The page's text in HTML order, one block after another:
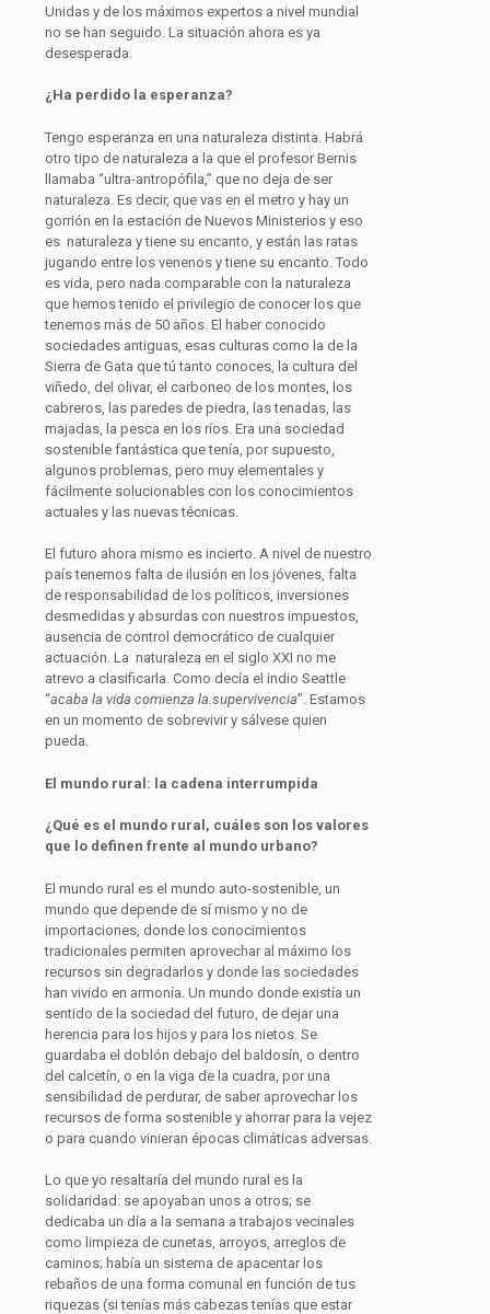
Unidas y de los máximos expertos a nivel mundial
no se han seguido. La situación ahora es ya
desesperada.
¿Ha perdido la esperanza?
Tengo esperanza en una naturaleza distinta. Habrá
otro tipo de naturaleza a la que el profesor Bernis
llamaba “ultra-antropófila,” que no deja de ser
naturaleza. Es decir, que vas en el metro y hay un
gorrión en la estación de Nuevos Ministerios y eso
es naturaleza y tiene su encanto, y están las ratas
jugando entre los venenos y tiene su encanto. Todo
es vida, pero nada comparable con la naturaleza
que hemos tenido el privilegio de conocer los que
tenemos más de 50 años. El haber conocido
sociedades antiguas, esas culturas como la de la
Sierra de Gata que tú tanto conoces, la cultura del
viñedo, del olivar, el carboneo de los montes, los
cabreros, las paredes de piedra, las tenadas, las
majadas, la pesca en los ríos. Era una sociedad
sostenible fantástica que tenía, por supuesto,
algunos problemas, pero muy elementales y
fácilmente solucionables con los conocimientos
actuales y las nuevas técnicas.
El futuro ahora mismo es incierto. A nivel de nuestro
país tenemos falta de ilusión en los jóvenes, falta
de responsabilidad de los políticos, inversiones
desmedidas y absurdas con nuestros impuestos,
ausencia de control democrático de cualquier
actuación. La naturaleza en el siglo XXI no me
atrevo a clasificarla. Como decía el indio Seattle
“acaba la vida comienza la supervivencia”. Estamos
en un momento de sobrevivir y sálvese quien
pueda.
El mundo rural: la cadena interrumpida
¿Qué es el mundo rural, cuáles son los valores
que lo definen frente al mundo urbano?
El mundo rural es el mundo auto-sostenible, un
mundo que depende de sí mismo y no de
importaciones, donde los conocimientos
tradicionales permiten aprovechar al máximo los
recursos sin degradarlos y donde las sociedades
han vivido en armonía. Un mundo donde existía un
sentido de la sociedad del futuro, de dejar una
herencia para los hijos y para los nietos. Se
guardaba el doblón debajo del baldosín, o dentro
del calcetín, o en la viga de la cuadra, por una
sensibilidad de perdurar, de saber aprovechar los
recursos de forma sostenible y ahorrar para la vejez
o para cuando vinieran épocas climáticas adversas.
Lo que yo resaltaría del mundo rural es la
solidaridad: se apoyaban unos a otros; se
dedicaba un día a la semana a trabajos vecinales
como limpieza de cunetas, arroyos, arreglos de
caminos; había un sistema de apacentar los
rebaños de una forma comunal en función de tus
riquezas (si tenías más cabezas tenías que estar